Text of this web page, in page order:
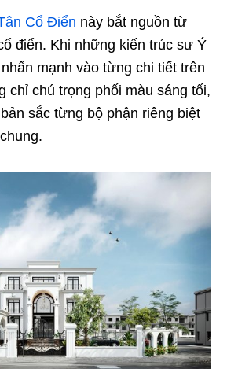
Cổ Điển này bắt nguồn từ
điển. Khi những kiến trúc sư Ý
mạnh vào từng chi tiết trên
chỉ chú trọng phối màu sáng tối,
sắc từng bộ phận riêng biệt